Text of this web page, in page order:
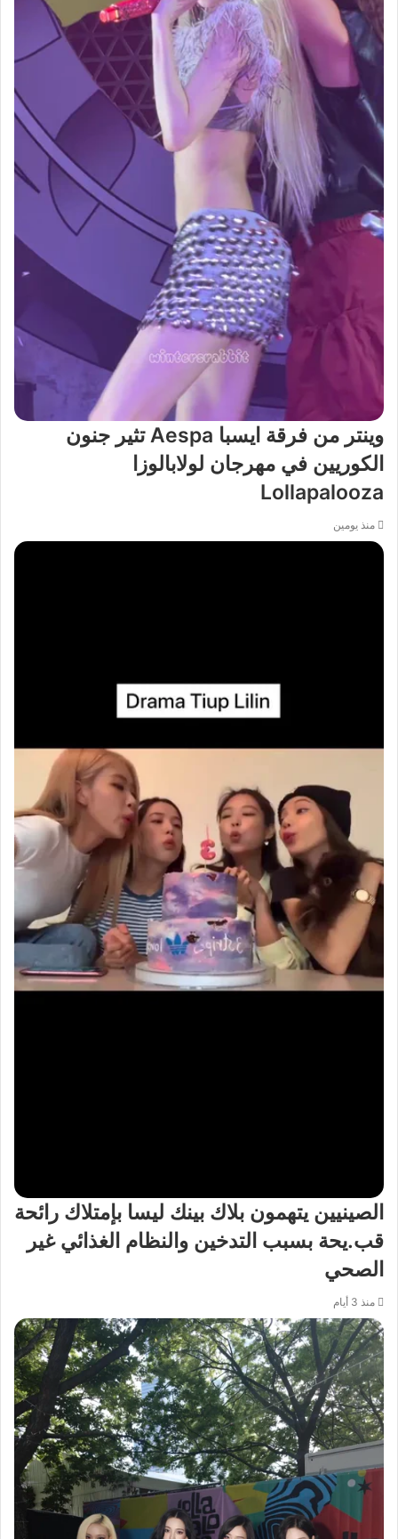
وينتر من فرقة ايسبا Aespa تثير جنون
الكوريين في مهرجان لولابالوزا
Lollapalooza
منذ يومين
الصينيين يتهمون بلاك بينك ليسا بإمتلاك رائحة
قب.يحة بسبب التدخين والنظام الغذائي غير
الصحي
منذ 3 أيام